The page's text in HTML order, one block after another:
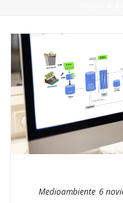
Medioambiente 6